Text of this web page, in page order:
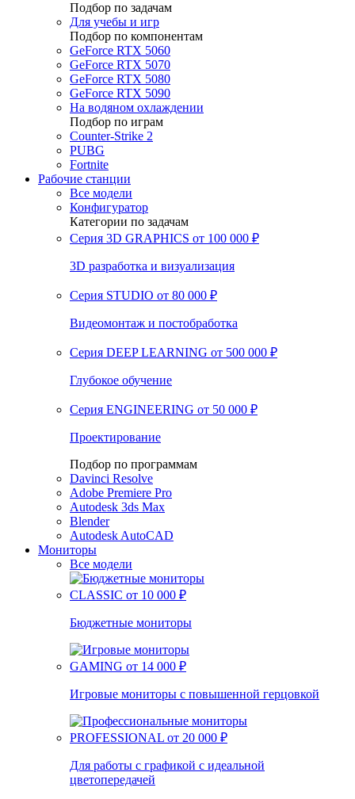
Подбор по задачам
Для учебы и игр
Подбор по компонентам
GeForce RTX 5060
GeForce RTX 5070
GeForce RTX 5080
GeForce RTX 5090
На водяном охлаждении
Подбор по играм
Counter-Strike 2
PUBG
Fortnite
Рабочие станции
Все модели
Конфигуратор
Категории по задачам
Серия 3D GRAPHICS от 100 000 ₽
3D разработка и визуализация
Серия STUDIO от 80 000 ₽
Видеомонтаж и постобработка
Серия DEEP LEARNING от 500 000 ₽
Глубокое обучение
Серия ENGINEERING от 50 000 ₽
Проектирование
Подбор по программам
Davinci Resolve
Adobe Premiere Pro
Autodesk 3ds Max
Blender
Autodesk AutoCAD
Мониторы
Все модели
CLASSIC от 10 000 ₽
Бюджетные мониторы
GAMING от 14 000 ₽
Игровые мониторы с повышенной герцовкой
PROFESSIONAL от 20 000 ₽
Для работы с графикой с идеальной
цветопередачей